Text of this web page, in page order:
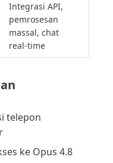
Integrasi API,
pemrosesan
massal, chat
real-time
telepon
ke Opus 4.8